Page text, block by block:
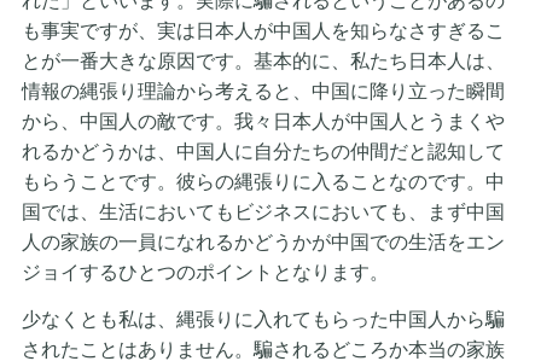
も事実ですが、実は日本人が中国人を知らなさすぎるこ
とが一番大きな原因です。基本的に、私たち日本人は、
情報の縄張り理論から考えると、中国に降り立った瞬間
から、中国人の敵です。我々日本人が中国人とうまくや
れるかどうかは、中国人に自分たちの仲間だと認知して
もらうことです。彼らの縄張りに入ることなのです。中
国では、生活においてもビジネスにおいても、まず中国
人の家族の一員になれるかどうかが中国での生活をエン
ジョイするひとつのポイントとなります。
少なくとも私は、縄張りに入れてもらった中国人から騙
されたことはありません。騙されるどころか本当の家族